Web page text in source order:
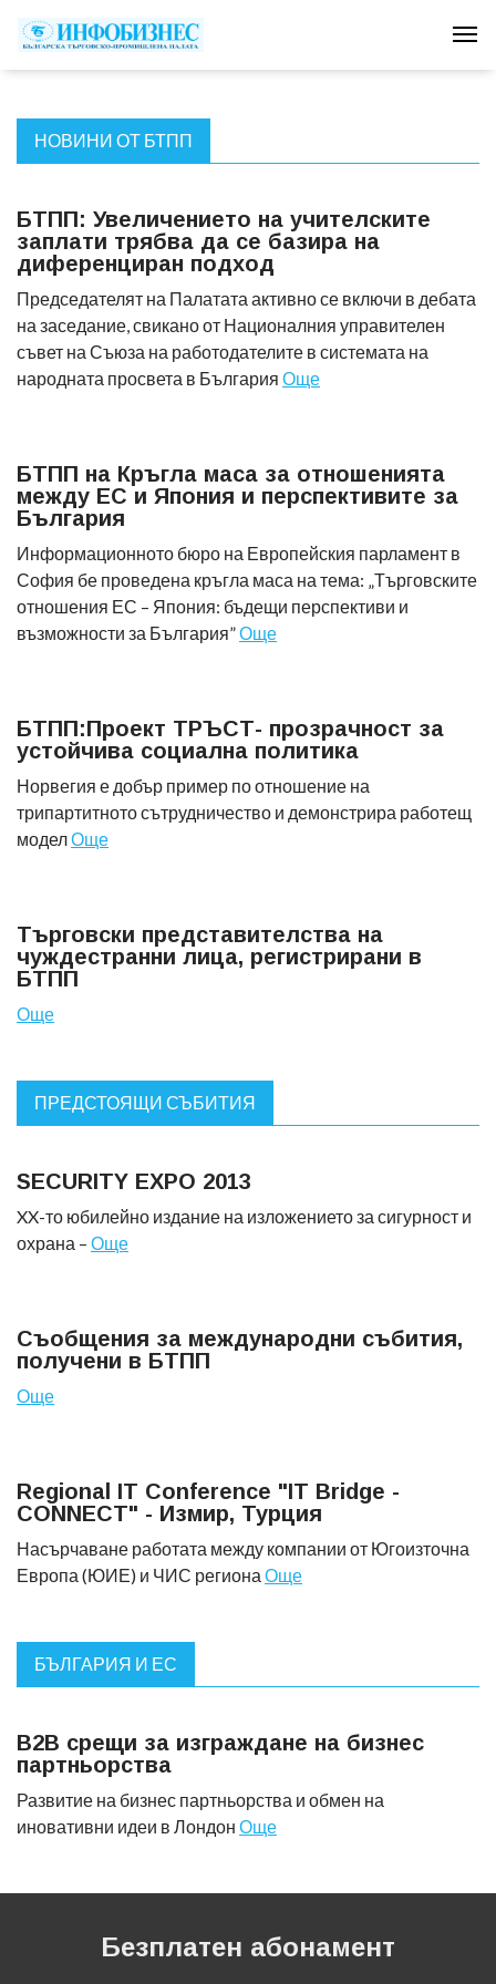
НОВИНИ ОТ БТПП
БТПП: Увеличението на учителските
заплати трябва да се базира на
диференциран подход
Председателят на Палатата активно се включи в дебата
на заседание, свикано от Националния управителен
съвет на Съюза на работодателите в системата на
народната просвета в България Още
БТПП на Кръгла маса за отношенията
между ЕС и Япония и перспективите за
България
Информационното бюро на Европейския парламент в
София бе проведена кръгла маса на тема: „Търговските
отношения ЕС – Япония: бъдещи перспективи и
възможности за България”Още
БТПП:Проект ТРЪСТ- прозрачност за
устойчива социална политика
Норвегия е добър пример по отношение на
трипартитното сътрудничество и демонстрира работещ
моделОще
Търговски представителства на
чуждестранни лица, регистрирани в
БТПП
Още
ПРЕДСТОЯЩИ СЪБИТИЯ
SECURITY EXPO 2013
XX-то юбилейно издание на изложението за сигурност и
охрана – Още
Съобщения за международни събития,
получени в БТПП
Още
Regional IT Conference "IT Bridge -
CONNECT" - Измир, Турция
Насърчаване работата между компании от Югоизточна
Европа (ЮИЕ) и ЧИС региона Още
БЪЛГАРИЯ И ЕС
B2B срещи за изграждане на бизнес
партньорства
Развитие на бизнес партньорства и обмен на
иновативни идеи в Лондон Още
Безплатен абонамент